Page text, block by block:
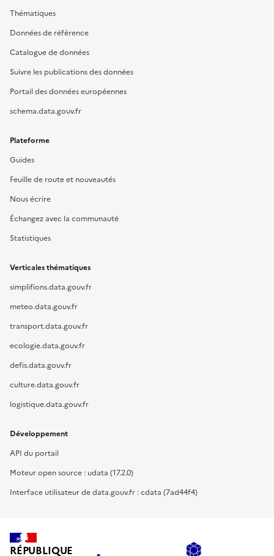
Thématiques
Données de référence
Catalogue de données
Suivre les publications des données
Portail des données européennes
schema.data.gouv.fr
Plateforme
Guides
Feuille de route et nouveautés
Nous écrire
Échangez avec la communauté
Statistiques
Verticales thématiques
simplifions.data.gouv.fr
meteo.data.gouv.fr
transport.data.gouv.fr
ecologie.data.gouv.fr
defis.data.gouv.fr
culture.data.gouv.fr
logistique.data.gouv.fr
Développement
API du portail
Moteur open source : udata (17.2.0)
Interface utilisateur de data.gouv.fr : cdata (7ad44f4)
RÉPUBLIQUE